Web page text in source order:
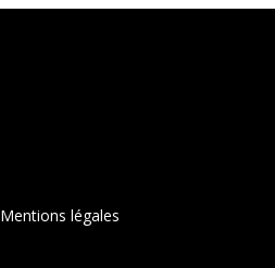
Mentions légales